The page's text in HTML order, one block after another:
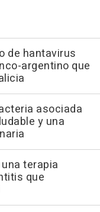
de hantavirus
argentino que
asociada
y una
terapia
que